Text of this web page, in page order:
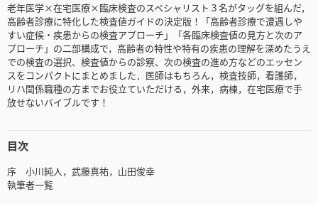
老年医学×在宅医療×臨床検査のスペシャリスト３名がタッグを組んだ，
高齢者診療に特化した検査値ガイドの決定版！「高齢者診療で遭遇しや
すい症候・疾患からの検査アプローチ」「各臨床検査値の見方と次のア
プローチ」の二部構成で，高齢者の特性や特有の疾患の理解を深めたうえ
での検査の選択、検査値からの診察、次の検査の進め方などのエッセン
スをコンパクトにまとめました．医師はもちろん，検査技師，看護師，
リハ関係職種の方までお役立ていただける，外来，病棟，在宅医療で手
放せないバイブルです！
目次
序 小川純人，武藤真祐，山田俊幸
執筆者一覧